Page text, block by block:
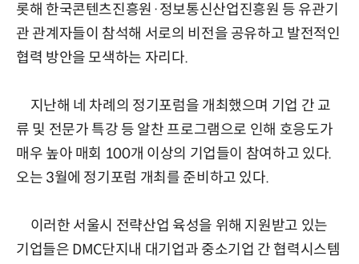
롯해 한국콘텐츠진흥원·정보통신산업진흥원 등 유관기
관 관계자들이 참석해 서로의 비전을 공유하고 발전적인
협력 방안을 모색하는 자리다.
지난해 네 차례의 정기포럼을 개최했으며 기업 간 교
류 및 전문가 특강 등 알찬 프로그램으로 인해 호응도가
매우 높아 매회 100개 이상의 기업들이 참여하고 있다.
오는 3월에 정기포럼 개최를 준비하고 있다.
이러한 서울시 전략산업 육성을 위해 지원받고 있는
기업들은 DMC단지내 대기업과 중소기업 간 협력시스템